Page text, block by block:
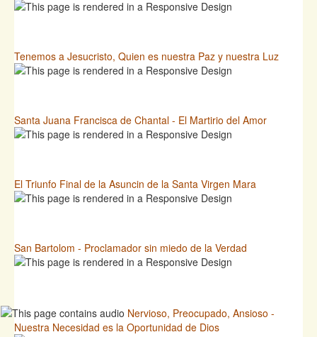
Tenemos a Jesucristo, Quien es nuestra Paz y nuestra Luz
Santa Juana Francisca de Chantal - El Martirio del Amor
El Triunfo Final de la Asuncin de la Santa Virgen Mara
San Bartolom - Proclamador sin miedo de la Verdad
Nervioso, Preocupado, Ansioso -
Nuestra Necesidad es la Oportunidad de Dios